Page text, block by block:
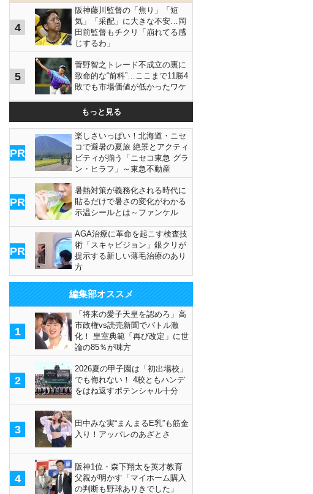
4
阪神藤川監督の「焦り」「短
気」「采配」に大きな不安…岡
田前監督もチクリ「崩れてる感
じするわ」
5
菅野智之トレード不成立の裏に
致命的な“前科”…ここまで11勝4
敗でも市場価値が低かったワケ
もっと見る
PR
楽しさいっぱい！北海道・ニセ
コで避暑の夏旅 絶景とアクティ
ビティが揃う「ニセコ東急 グラ
ン・ヒラフ」～東急不動産
PR
暑熱対策が義務化される時代に
貼るだけで暑さの変化がわかる
示温シールとは～ファンケル
PR
AGA治療に革命を起こす検査技
術「スキャビジョン」銀クリが
提示する新しい薄毛治療のあり
方
編集部オススメ
1
「将来の愛子天皇を認めろ」高
市政権vs読売新聞でバトル激
化！ 皇室典範「再び改定」に世
論の85％が味方
2
2026夏の甲子園は「初出場校」
でも侮れない！ 4校ともハンデ
をはね返すポテンシャル十分
3
田中みな実“まんまるE乳”も筋金
入り！アッパレのあざとさ
4
阪神1位・森下翔太を英才教育
父親が明かす「マイホーム購入
の判断も野球ありきでした」